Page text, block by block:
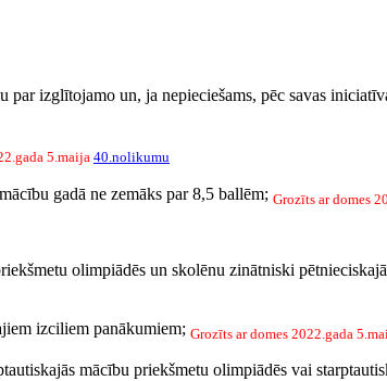
izglītojamo un, ja nepieciešams, pēc savas
5.maija40.nolikumu
gadā ne zemāks par 8,5 ballēm; Grozīts ar domes
olimpiādēs un skolēnu zinātniski
izciliem panākumiem; Grozīts ar domes 2022.gada
mācību priekšmetu olimpiādēs vai